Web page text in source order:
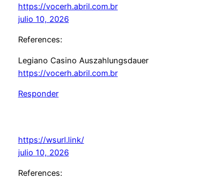
https://vocerh.abril.com.br
julio 10, 2026
References:
Legiano Casino Auszahlungsdauer
https://vocerh.abril.com.br
Responder
https://wsurl.link/
julio 10, 2026
References: